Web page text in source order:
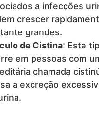
a infecções
crescer
grandes.
de Cistina: Este
em pessoas com
chamada
a excreção